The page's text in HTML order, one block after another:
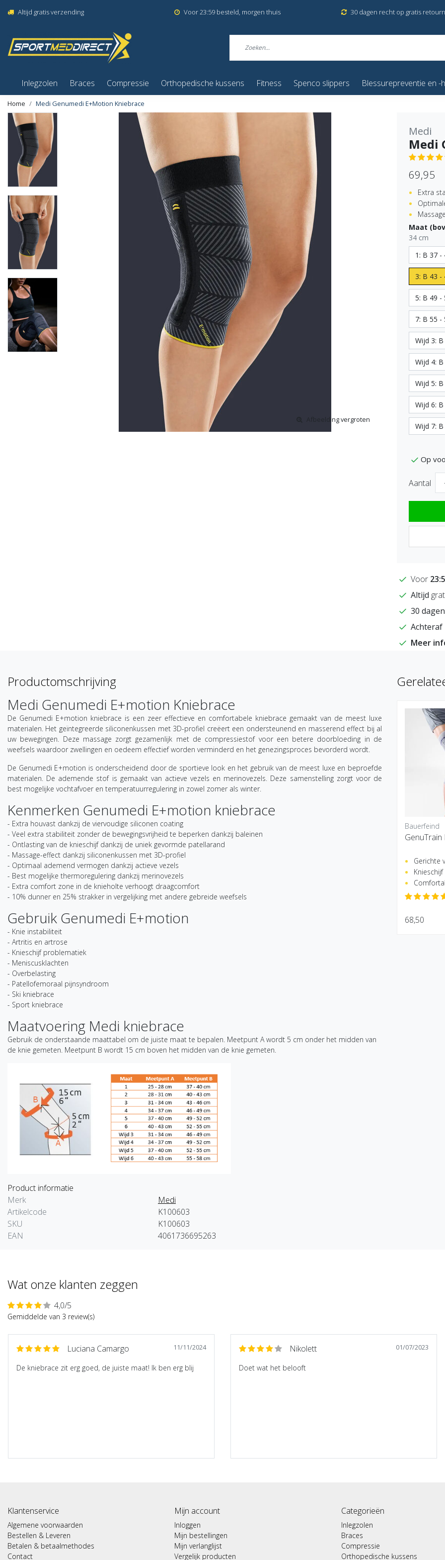
Altijd gratis verzending Voor 23:59 besteld, morgen thuis 30 dagen recht op gratis
Inlegzolen Braces Compressie Orthopedische kussens Fitness Spenco slippers Blessurepreventie en -
Home Medi Genumedi E+Motion Kniebrace
Afbeelding vergroten
Medi
Medi
69,95
Extra
Maat
34 cm
1: B 37 -
3: B 43 -
5: B 49 -
7: B 55 -
Wijd 3:
Wijd 4:
Wijd 5:
Wijd 6:
Wijd 7:
Op
Aantal
Voor
Altijd
30 dagen
Achteraf
Meer
Productomschrijving
Medi Genumedi E+motion Kniebrace
De Genumedi E+motion kniebrace is een zeer effectieve en comfortabele kniebrace gemaakt van de meest luxe
materialen. Het geïntegreerde siliconenkussen met 3D-profiel creëert een ondersteunend en masserend effect bij al
uw bewegingen. Deze massage zorgt gezamenlijk met de compressiestof voor een betere doorbloeding in de
weefsels waardoor zwellingen en oedeem effectief worden verminderd en het genezingsproces bevorderd wordt.
De Genumedi E+motion is onderscheidend door de sportieve look en het gebruik van de meest luxe en beproefde
materialen. De ademende stof is gemaakt van actieve vezels en merinovezels. Deze samenstelling zorgt voor de
best mogelijke vochtafvoer en temperatuurregulering in zowel zomer als winter.
Kenmerken Genumedi E+motion kniebrace
- Extra houvast dankzij de viervoudige siliconen coating
- Veel extra stabiliteit zonder de bewegingsvrijheid te beperken dankzij baleinen
- Ontlasting van de knieschijf dankzij de uniek gevormde patellarand
- Massage-effect dankzij siliconenkussen met 3D-profiel
- Optimaal ademend vermogen dankzij actieve vezels
- Best mogelijke thermoregulering dankzij merinovezels
- Extra comfort zone in de knieholte verhoogt draagcomfort
- 10% dunner en 25% strakker in vergelijking met andere gebreide weefsels
Gebruik Genumedi E+motion
- Knie instabiliteit
- Artritis en artrose
- Knieschijf problematiek
- Meniscusklachten
- Overbelasting
- Patellofemoraal pijnsyndroom
- Ski kniebrace
- Sport kniebrace
Maatvoering Medi kniebrace
Gebruik de onderstaande maattabel om de juiste maat te bepalen. Meetpunt A wordt 5 cm onder het midden van
de knie gemeten. Meetpunt B wordt 15 cm boven het midden van de knie gemeten.
Product informatie
Merk
Medi
Artikelcode
K100603
SKU
K100603
EAN
4061736695263
Bauerfeind
GenuTrain
Gerichte
68,50
Wat onze klanten zeggen
4,0/5
Gemiddelde van 3 review(s)
Luciana Camargo 11/11/2024
De kniebrace zit erg goed, de juiste maat! Ik ben erg blij
Nikolett 01/07/2023
Doet wat het belooft
Klantenservice
Algemene voorwaarden
Bestellen & Leveren
Betalen & betaalmethodes
Contact
Mijn account
Inloggen
Mijn bestellingen
Mijn verlanglijst
Vergelijk producten
Categorieën
Inlegzolen
Braces
Compressie
Orthopedische kussens